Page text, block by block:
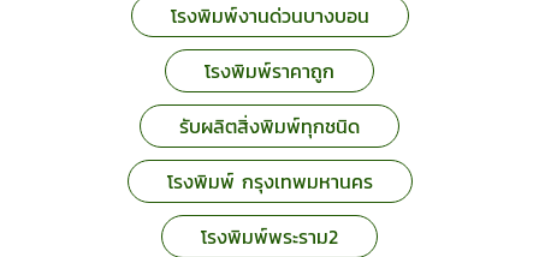
โรงพิมพ์งานด่วนบางบอน
โรงพิมพ์ราคาถูก
รับผลิตสิ่งพิมพ์ทุกชนิด
โรงพิมพ์ กรุงเทพมหานคร
โรงพิมพ์พระราม2